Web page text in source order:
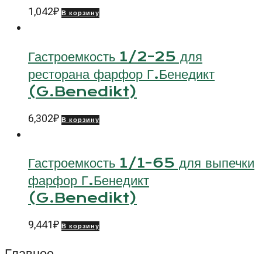
1,042₽ В корзину
Гастроемкость 1/2-25 для
ресторана фарфор Г.Бенедикт
(G.Benedikt)
6,302₽ В корзину
Гастроемкость 1/1-65 для выпечки
фарфор Г.Бенедикт
(G.Benedikt)
9,441₽ В корзину